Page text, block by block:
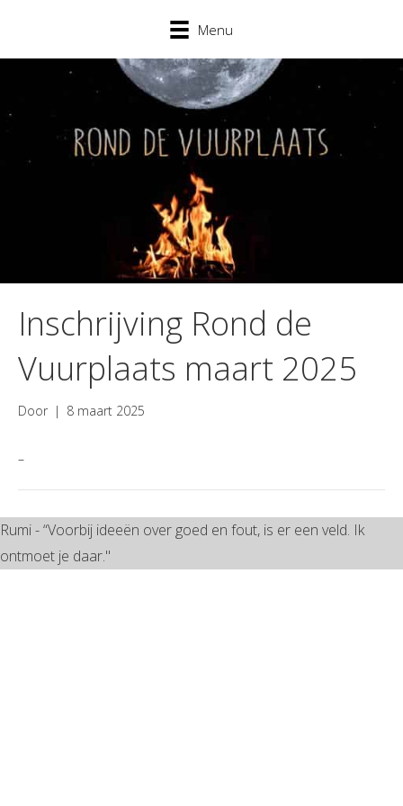
Menu
Inschrijving Rond de
Vuurplaats maart 2025
Door | 8 maart 2025
–
Rumi - “Voorbij ideeën over goed en fout, is er een veld. Ik
ontmoet je daar."